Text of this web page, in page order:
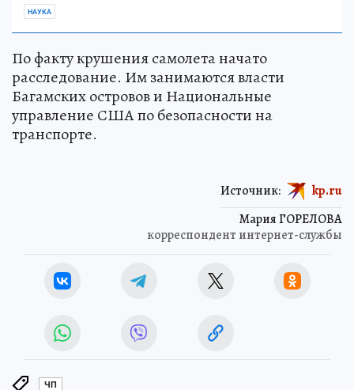
НАУКА
По факту крушения самолета начато
расследование. Им занимаются власти
Багамских островов и Национальные
управление США по безопасности на
транспорте.
Мария ГОРЕЛОВА
корреспондент интернет-службы
Источник: kp.ru
ЧП